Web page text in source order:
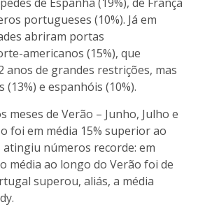
portugueses (10%). Já em
abriram portas
americanos (15%), que
anos de grandes restrições, mas
e espanhóis (10%).
meses de Verão – Junho, Julho e
foi em média 15% superior ao
atingiu números recorde: em
média ao longo do Verão foi de
superou, aliás, a média